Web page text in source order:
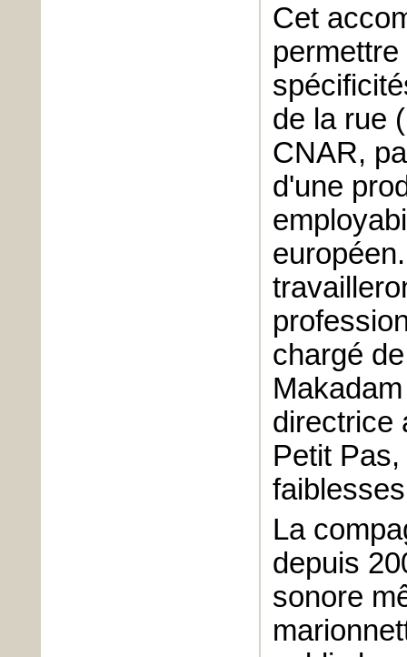
Cet
de la rue
CNAR,
d'une
chargé
directrice
Petit
La
depuis
sonore